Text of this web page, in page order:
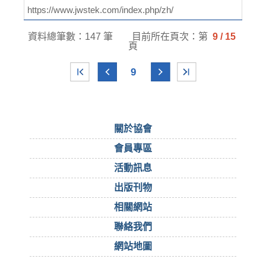
https://www.jwstek.com/index.php/zh/
資料總筆數：147 筆 目前所在頁次：第 9 / 15
頁
9
關於協會
會員專區
活動訊息
出版刊物
相關網站
聯絡我們
網站地圖